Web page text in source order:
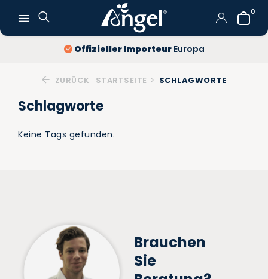
0
Offizieller Importeur Europa
ZURÜCK STARTSEITE SCHLAGWORTE
Schlagworte
Keine Tags gefunden.
Brauchen
Sie